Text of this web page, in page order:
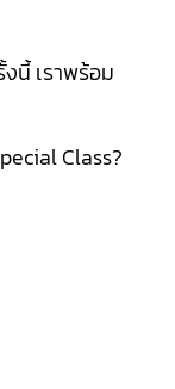
นี้ เราพร้อม
Class?